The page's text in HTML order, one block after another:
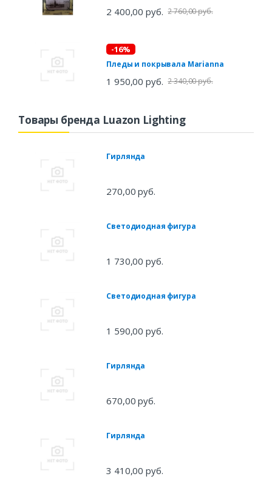
2 400,00 руб. 2 760,00 руб.
-16%
Пледы и покрывала Marianna
1 950,00 руб. 2 340,00 руб.
Товары бренда Luazon Lighting
Гирлянда
270,00 руб.
Светодиодная фигура
1 730,00 руб.
Светодиодная фигура
1 590,00 руб.
Гирлянда
670,00 руб.
Гирлянда
3 410,00 руб.